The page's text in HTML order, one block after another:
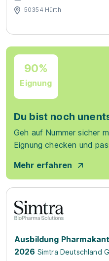
50354 Hürth
90%
Eignung
Du bist noch
Geh auf Nummer sicher
Eignung checken und
Mehr erfahren
Ausbildung
2026 Simtra Deutschland